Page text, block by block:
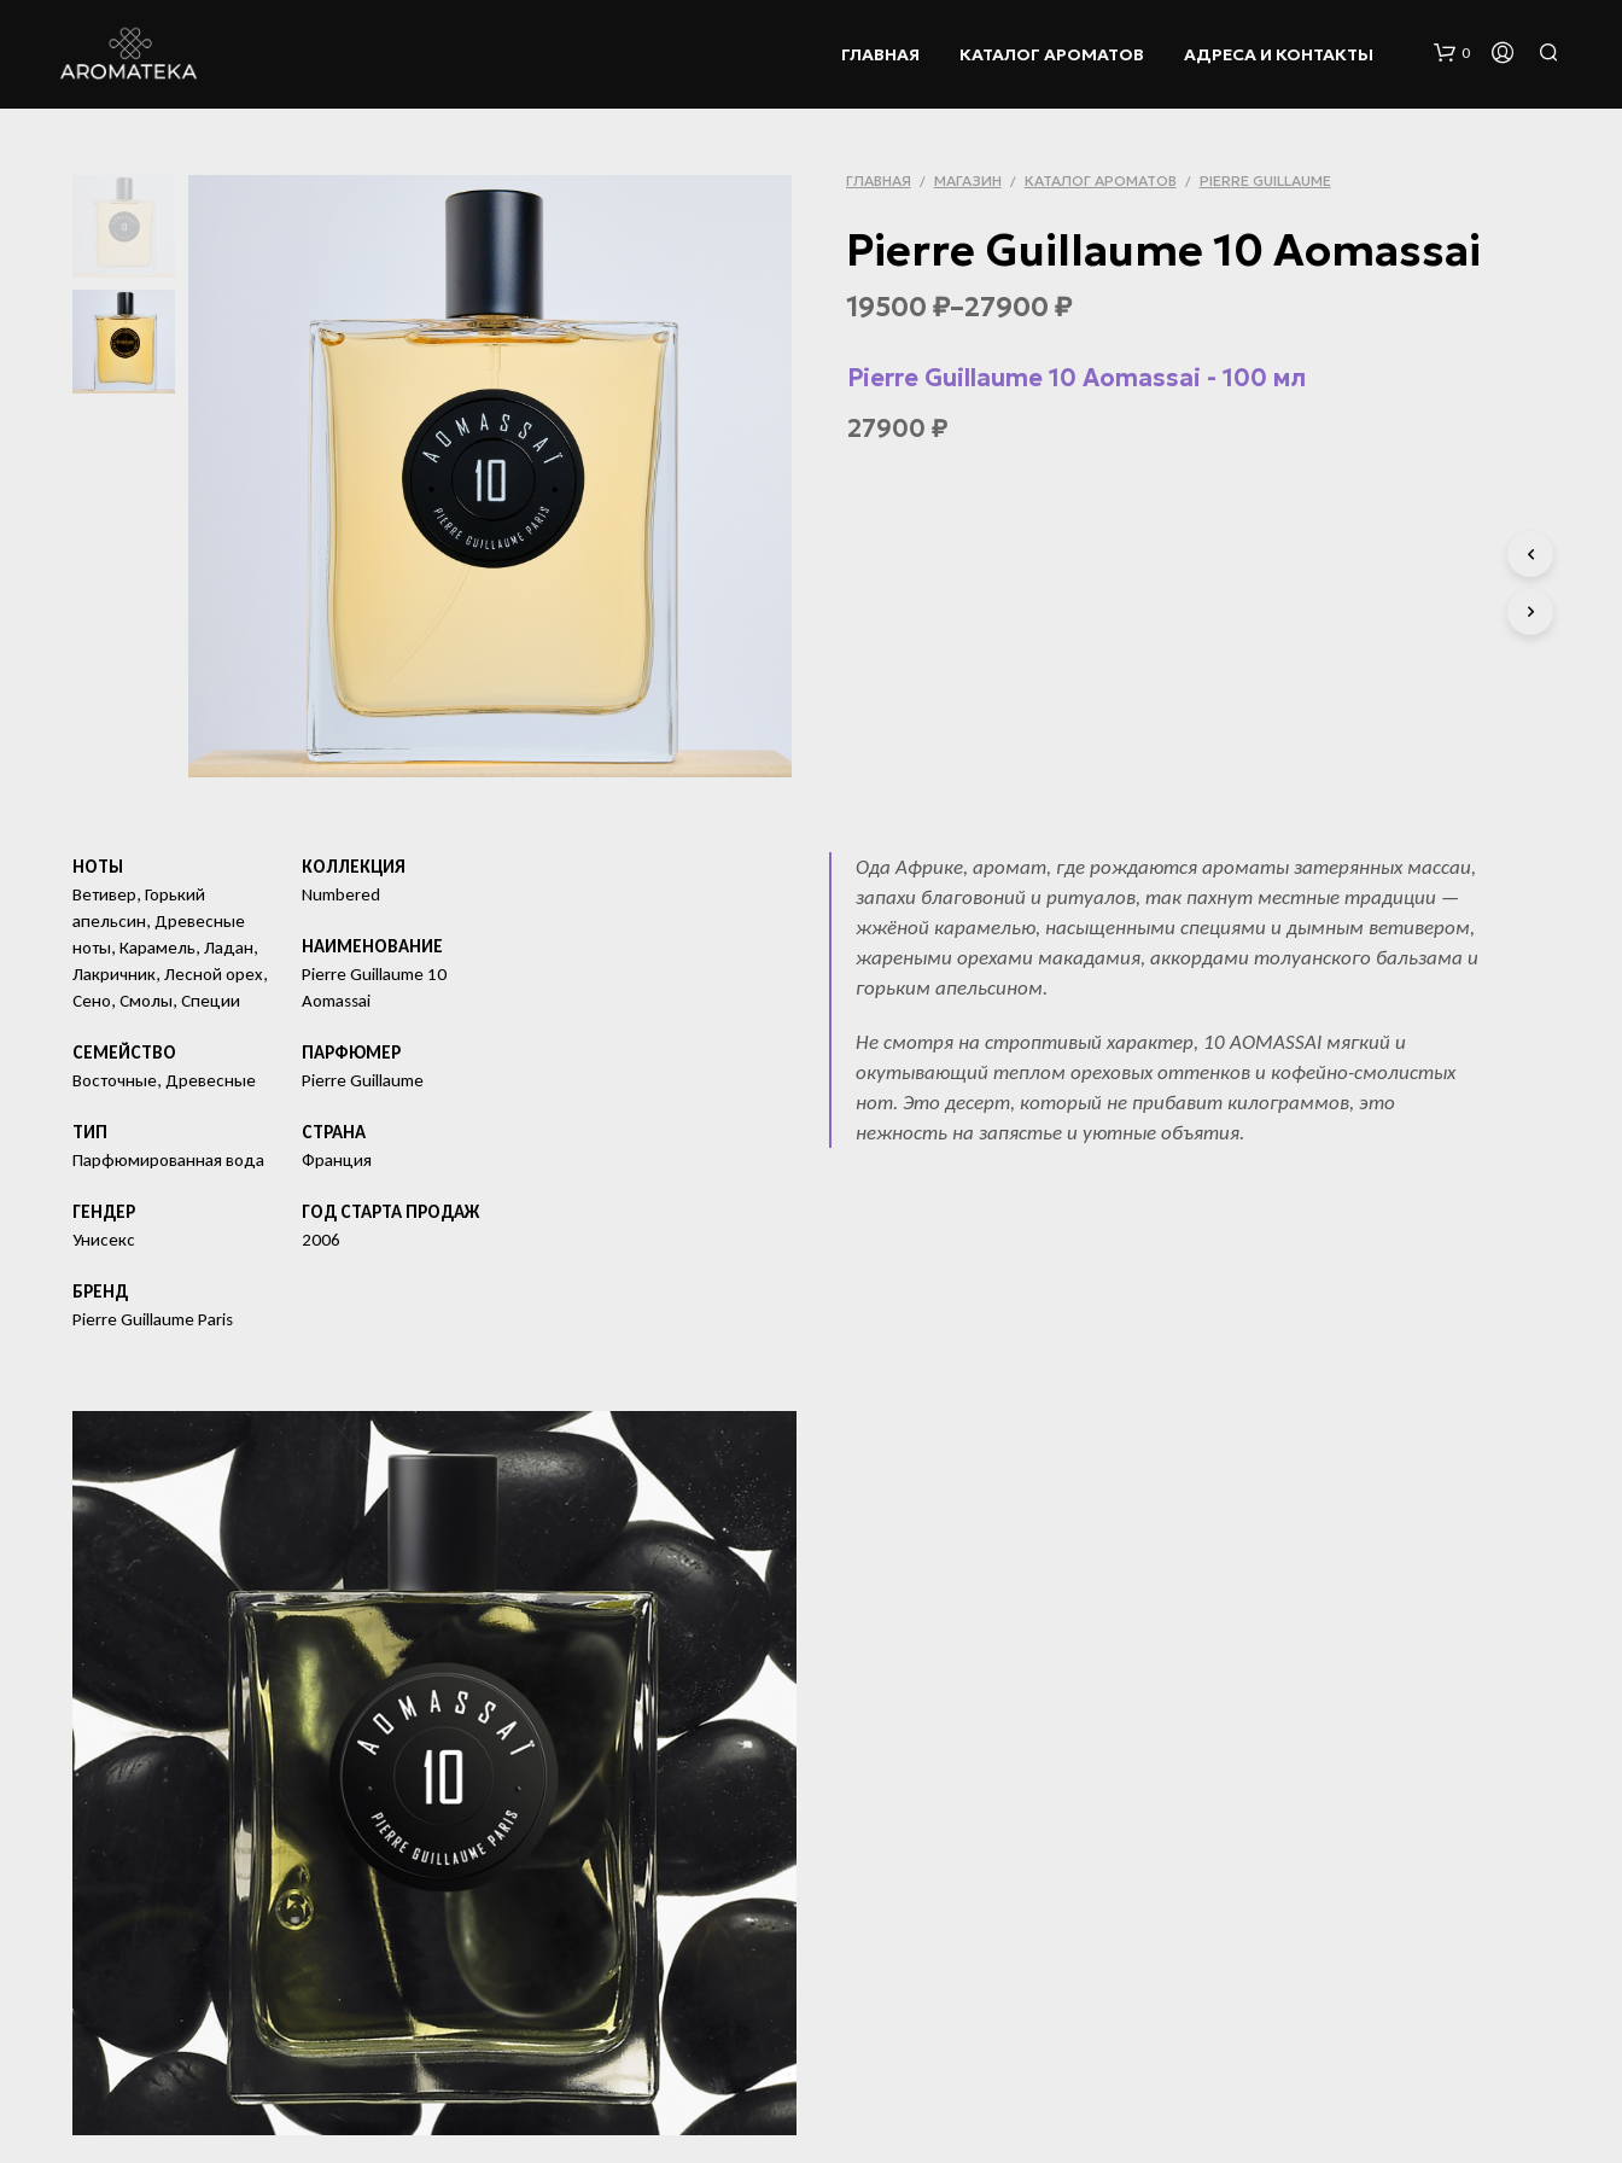
ГЛАВНАЯ КАТАЛОГ АРОМАТОВ АДРЕСА И КОНТАКТЫ 0
ГЛАВНАЯ / МАГАЗИН / КАТАЛОГ АРОМАТОВ / PIERRE GUILLAUME
Pierre Guillaume 10 Aomassai
19500 ₽–27900 ₽
Pierre Guillaume 10 Aomassai - 100 мл
27900 ₽
НОТЫ
Ветивер, Горький
апельсин, Древесные
ноты, Карамель, Ладан,
Лакричник, Лесной орех,
Сено, Смолы, Специи
СЕМЕЙСТВО
Восточные, Древесные
ТИП
Парфюмированная вода
ГЕНДЕР
Унисекс
БРЕНД
Pierre Guillaume Paris
КОЛЛЕКЦИЯ
Numbered
HАИМЕНОВАНИЕ
Pierre Guillaume 10
Aomassai
ПАРФЮМЕР
Pierre Guillaume
СТРАНА
Франция
ГОД СТАРТА ПРОДАЖ
2006
Ода Африке, аромат, где рождаются ароматы затерянных массаи,
запахи благовоний и ритуалов, так пахнут местные традиции —
жжёной карамелью, насыщенными специями и дымным ветивером,
жареными орехами макадамия, аккордами толуанского бальзама и
горьким апельсином.
Не смотря на строптивый характер, 10 AOMASSAI мягкий и
окутывающий теплом ореховых оттенков и кофейно-смолистых
нот. Это десерт, который не прибавит килограммов, это
нежность на запястье и уютные объятия.